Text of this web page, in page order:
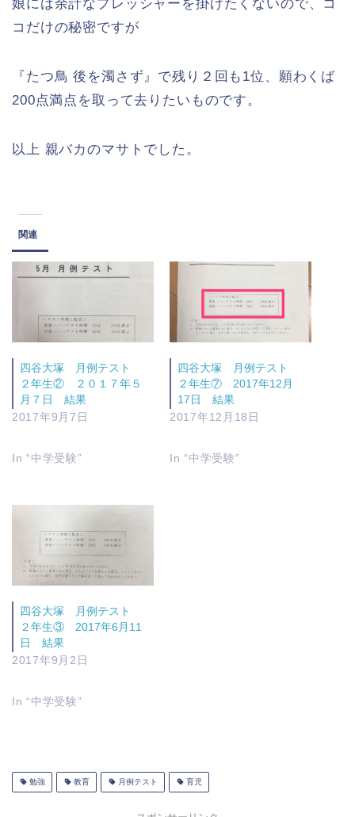
娘には余計なプレッシャーを掛けたくないので、コ
コだけの秘密ですが
『たつ鳥 後を濁さず』で残り２回も1位、願わくば
200点満点を取って去りたいものです。
以上 親バカのマサトでした。
関連
四谷大塚 月例テスト
２年生② ２０１７年５
月７日 結果
2017年9月7日
In “中学受験”
四谷大塚 月例テスト
２年生⑦ 2017年12月
17日 結果
2017年12月18日
In “中学受験”
四谷大塚 月例テスト
２年生③ 2017年6月11
日 結果
2017年9月2日
In “中学受験”
勉強 教育 月例テスト 育児